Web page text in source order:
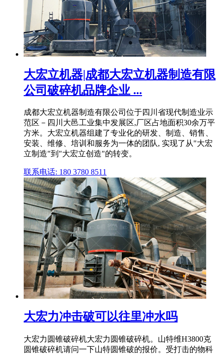
大宏立机器|成都大宏立机器制造有限
公司破碎机品牌企业 ...
成都大宏立机器制造有限公司位于四川省现代制造业示
范区－四川大邑工业集中发展区,厂区占地面积30余万平
方米。大宏立机器组建了专业化的研发、制造、销售、
安装、维修、培训和服务为一体的团队, 实现了从"大宏
立制造"到"大宏立创造"的转变。
联系电话: 180 3780 8511
大宏力冲击破可以往里冲水吗
大宏力圆锥破碎机大宏力圆锥破碎机。山特维H3800克
圆锥破碎机请问一下山特圆锥破的报价。受打击的物科